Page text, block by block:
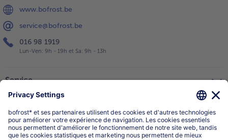
www.bofrost.be
service@bofrost.be
016 98 1919
Lun-Ven: 9h - 19h et Sa: 9h - 13h
Service
Catégories